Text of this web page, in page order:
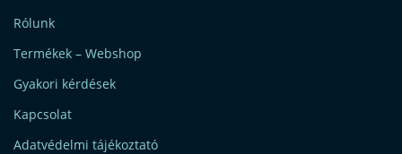
Rólunk
Termékek – Webshop
Gyakori kérdések
Kapcsolat
Adatvédelmi tájékoztató